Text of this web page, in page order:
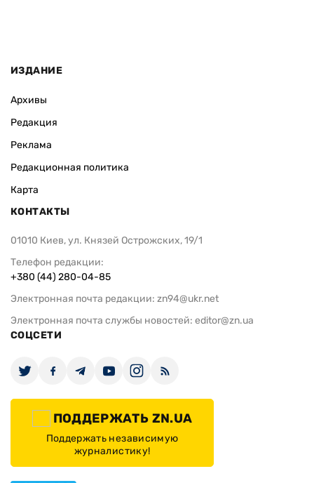
ИЗДАНИЕ
Архивы
Редакция
Реклама
Редакционная политика
Карта
КОНТАКТЫ
01010 Киев, ул. Князей Острожских, 19/1
Телефон редакции:
+380 (44) 280-04-85
Электронная почта редакции: zn94@ukr.net
Электронная почта службы новостей: editor@zn.ua
СОЦСЕТИ
ПОДДЕРЖАТЬ ZN.UA
Поддержать независимую
журналистику!